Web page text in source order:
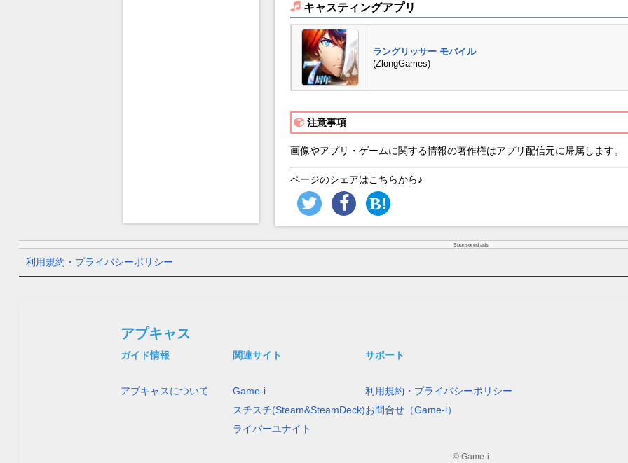
キャスティングアプリ
ラングリッサー モバイル
(ZlongGames)
注意事項
画像やアプリ・ゲームに関する情報の著作権はアプリ配信元に帰属します。
ページのシェアはこちらから♪
Sponsored ads
利用規約・プライバシーポリシー
アプキャス
ガイド情報
アプキャスについて
関連サイト
Game-i
スチスチ(Steam&SteamDeck)
ライバーユナイト
サポート
利用規約・プライバシーポリシー
お問合せ（Game-i）
© Game-i